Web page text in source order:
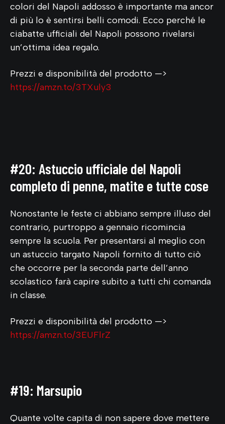
colori del Napoli addosso è importante ma ancor
di più lo è sentirsi belli comodi. Ecco perché le
ciabatte ufficiali del Napoli possono rivelarsi
un’ottima idea regalo.
Prezzi e disponibilità del prodotto —>
https://amzn.to/3TXuly3
#20: Astuccio ufficiale del Napoli
completo di penne, matite e tutte cose
Nonostante le feste ci abbiano sempre illuso del
contrario, purtroppo a gennaio ricomincia
sempre la scuola. Per presentarsi al meglio con
un astuccio targato Napoli fornito di tutto ciò
che occorre per la seconda parte dell’anno
scolastico farà capire subito a tutti chi comanda
in classe.
Prezzi e disponibilità del prodotto —>
https://amzn.to/3EUFlrZ
#19: Marsupio
Quante volte capita di non sapere dove mettere